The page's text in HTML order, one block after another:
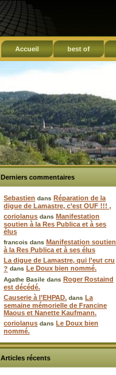
Accueil best of
Derniers commentaires
Sebastien dans Réparation de la
digue de Lamastre, c’est OUF !!! ,
coriolanus dans Manifestation
soutien à la Res Publica et à ses
élus
francois dans Manifestation soutien
à la Res Publica et à ses élus
La digue de Lamastre, qui l’eut cru
? dans Le Doux bien nommé.
Agathe Basile dans Roger Rostaind
est décédé.
Causerie à l’EHPAD. dans La
semaine mémorielle de Francine
Maous et Nanette Kaufmann.
coriolanus dans Le Doux bien
nommé.
Articles récents